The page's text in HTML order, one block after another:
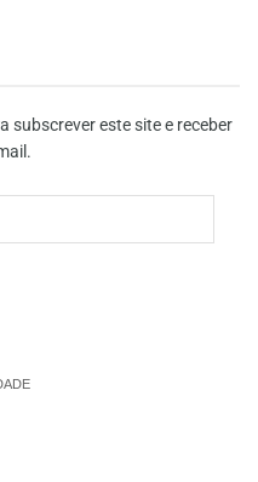
subscrever este site e receber